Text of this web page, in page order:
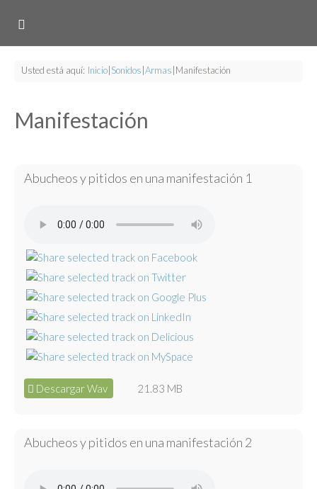
Usted está aquí: Inicio Sonidos Armas Manifestación
Manifestación
Abucheos y pitidos en una manifestación 1
Descargar Wav 21.83 MB
Abucheos y pitidos en una manifestación 2